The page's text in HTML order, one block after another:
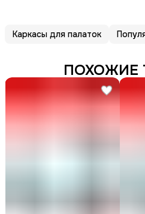
Каркасы для палаток
ПОХОЖИЕ